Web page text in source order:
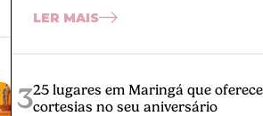
LER MAIS
325 lugares em Maringá que
cortesias no seu aniversário